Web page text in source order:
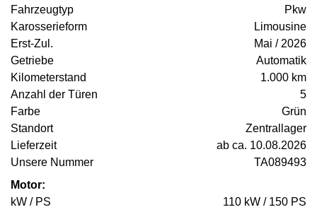
Fahrzeugtyp
Pkw
Karosserieform
Limousine
Erst-Zul.
Mai / 2026
Getriebe
Automatik
Kilometerstand
1.000 km
Anzahl der Türen
5
Farbe
Grün
Standort
Zentrallager
Lieferzeit
ab ca. 10.08.2026
Unsere Nummer
TA089493
Motor:
kW / PS
110 kW / 150 PS